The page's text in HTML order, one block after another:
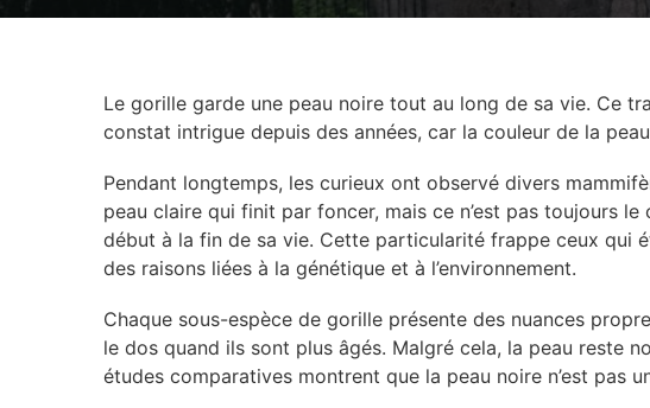
Le gorille garde une peau noire tout au long de sa vie. Ce
constat intrigue depuis des années, car la couleur de la
Pendant longtemps, les curieux ont observé divers
peau claire qui finit par foncer, mais ce n’est pas toujours
début à la fin de sa vie. Cette particularité frappe ceux qui
des raisons liées à la génétique et à l’environnement.
Chaque sous-espèce de gorille présente des nuances
le dos quand ils sont plus âgés. Malgré cela, la peau reste
études comparatives montrent que la peau noire n’est pas